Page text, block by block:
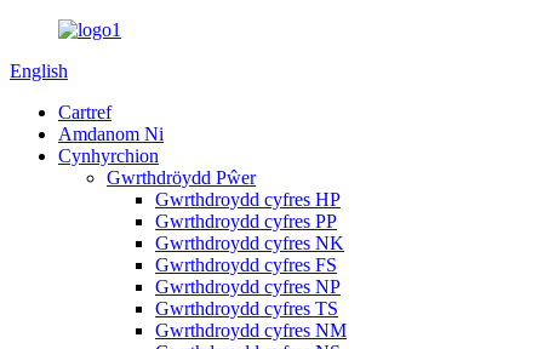
English
Cartref
Amdanom Ni
Cynhyrchion
Gwrthdröydd Pŵer
Gwrthdroydd cyfres HP
Gwrthdroydd cyfres PP
Gwrthdroydd cyfres NK
Gwrthdroydd cyfres FS
Gwrthdroydd cyfres NP
Gwrthdroydd cyfres TS
Gwrthdroydd cyfres NM